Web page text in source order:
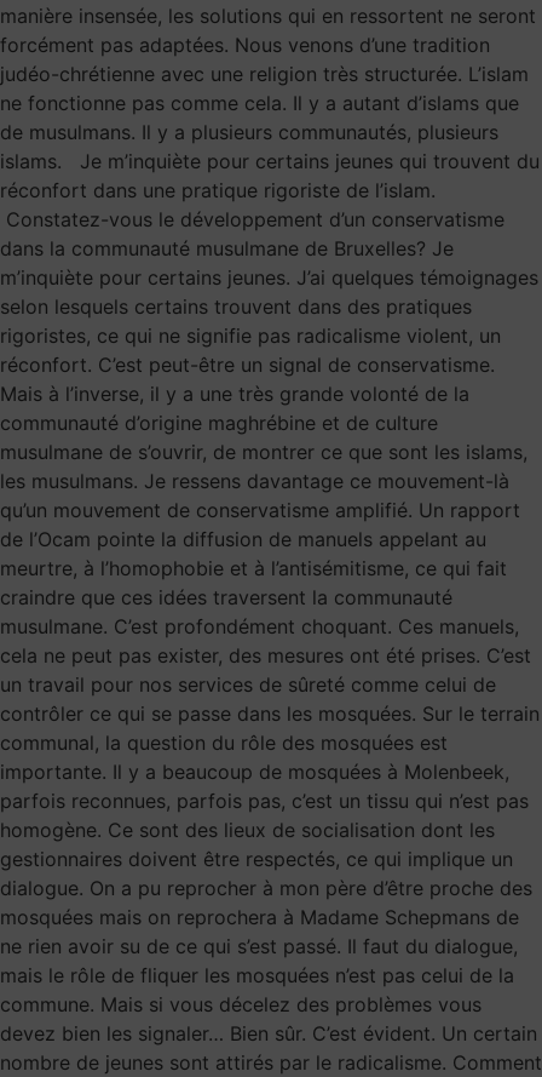
manière insensée, les solutions qui en ressortent ne seront
forcément pas adaptées. Nous venons d’une tradition
judéo-chrétienne avec une religion très structurée. L’islam
ne fonctionne pas comme cela. Il y a autant d’islams que
de musulmans. Il y a plusieurs communautés, plusieurs
islams. Je m’inquiète pour certains jeunes qui trouvent du
réconfort dans une pratique rigoriste de l’islam.
Constatez-vous le développement d’un conservatisme
dans la communauté musulmane de Bruxelles? Je
m’inquiète pour certains jeunes. J’ai quelques témoignages
selon lesquels certains trouvent dans des pratiques
rigoristes, ce qui ne signifie pas radicalisme violent, un
réconfort. C’est peut-être un signal de conservatisme.
Mais à l’inverse, il y a une très grande volonté de la
communauté d’origine maghrébine et de culture
musulmane de s’ouvrir, de montrer ce que sont les islams,
les musulmans. Je ressens davantage ce mouvement-là
qu’un mouvement de conservatisme amplifié. Un rapport
de l’Ocam pointe la diffusion de manuels appelant au
meurtre, à l’homophobie et à l’antisémitisme, ce qui fait
craindre que ces idées traversent la communauté
musulmane. C’est profondément choquant. Ces manuels,
cela ne peut pas exister, des mesures ont été prises. C’est
un travail pour nos services de sûreté comme celui de
contrôler ce qui se passe dans les mosquées. Sur le terrain
communal, la question du rôle des mosquées est
importante. Il y a beaucoup de mosquées à Molenbeek,
parfois reconnues, parfois pas, c’est un tissu qui n’est pas
homogène. Ce sont des lieux de socialisation dont les
gestionnaires doivent être respectés, ce qui implique un
dialogue. On a pu reprocher à mon père d’être proche des
mosquées mais on reprochera à Madame Schepmans de
ne rien avoir su de ce qui s’est passé. Il faut du dialogue,
mais le rôle de fliquer les mosquées n’est pas celui de la
commune. Mais si vous décelez des problèmes vous
devez bien les signaler… Bien sûr. C’est évident. Un certain
nombre de jeunes sont attirés par le radicalisme. Comment